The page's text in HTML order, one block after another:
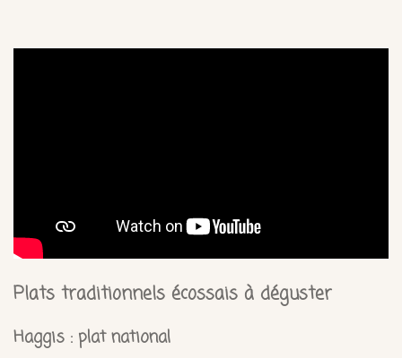
Plats traditionnels écossais à déguster
Haggis : plat national